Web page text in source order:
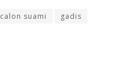
calon suami
gadis